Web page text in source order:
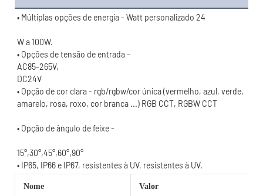
• Opção de cor clara - rgb/rgbw/cor única (vermelho, azul, verde,
15°,30°,45°,60°,90°
Nome Valor